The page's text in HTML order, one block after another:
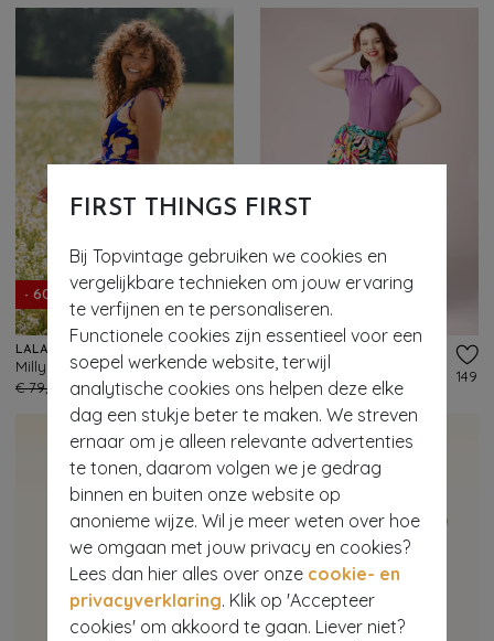
FIRST THINGS FIRST
Bij Topvintage gebruiken we cookies en
vergelijkbare technieken om jouw ervaring
te verfijnen en te personaliseren.
Functionele cookies zijn essentieel voor een
soepel werkende website, terwijl
analytische cookies ons helpen deze elke
dag een stukje beter te maken. We streven
ernaar om je alleen relevante advertenties
te tonen, daarom volgen we je gedrag
binnen en buiten onze website op
anonieme wijze. Wil je meer weten over hoe
we omgaan met jouw privacy en cookies?
Lees dan hier alles over onze cookie- en
privacyverklaring. Klik op 'Accepteer
cookies' om akkoord te gaan. Liever niet?
- 60%
LALAMOUR
Milly jurk in Poppy Love
€ 79,95
€ 31,95
- 61%
€ 65,95 € 25,95
149